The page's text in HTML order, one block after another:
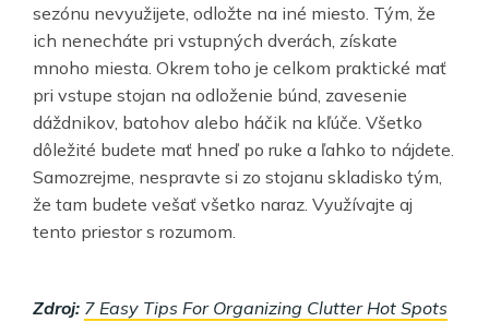
sezónu nevyužijete, odložte na iné miesto. Tým, že
ich nenecháte pri vstupných dverách, získate
mnoho miesta. Okrem toho je celkom praktické mať
pri vstupe stojan na odloženie búnd, zavesenie
dáždnikov, batohov alebo háčik na kľúče. Všetko
dôležité budete mať hneď po ruke a ľahko to nájdete.
Samozrejme, nespravte si zo stojanu skladisko tým,
že tam budete vešať všetko naraz. Využívajte aj
tento priestor s rozumom.
Zdroj: 7 Easy Tips For Organizing Clutter Hot Spots